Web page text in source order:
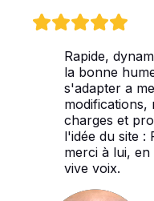
Rapide,
la bonne
s'adapter a
modifications,
charges et
l'idée du site :
merci à lui,
vive voix.